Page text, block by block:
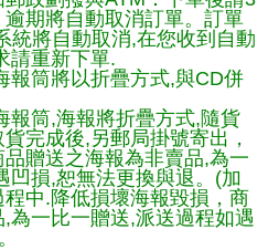
期將自動取消訂單。訂單
統將自動取消,在您收到自動
請重新下單.
報筒將以折疊方式,與CD併
報筒,海報將折疊方式,隨貨
完成後,另郵局掛號寄出，
贈送之海報為非賣品,為一
凹損,恕無法更換與退。(加
中.降低損壞海報毀損，商
為一比一贈送,派送過程如遇